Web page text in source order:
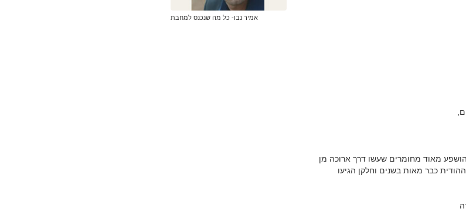
מאוד מחומרים שעשו דרך ארוכה מן
כבר מאות בשנים וחלקן הגיעו
אמיר נבו- כל מה שנכנס למחבת